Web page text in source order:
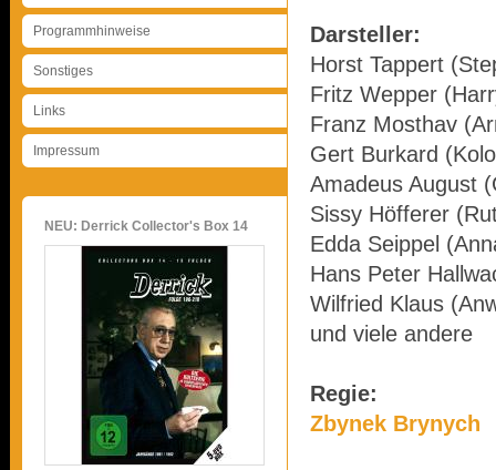
Programmhinweise
Sonstiges
Links
Impressum
NEU: Derrick Collector's Box 14
Darsteller:
Horst Tappert
Fritz Wepper
Franz Mosthav
Gert Burkard
Amadeus August
Sissy Höfferer
Edda Seippel
Hans Peter
Wilfried Klaus
und viele andere
Regie:
Zbynek Brynych